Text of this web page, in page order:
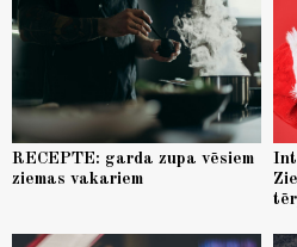
RECEPTE: garda zupa vēsiem
ziemas vakariem